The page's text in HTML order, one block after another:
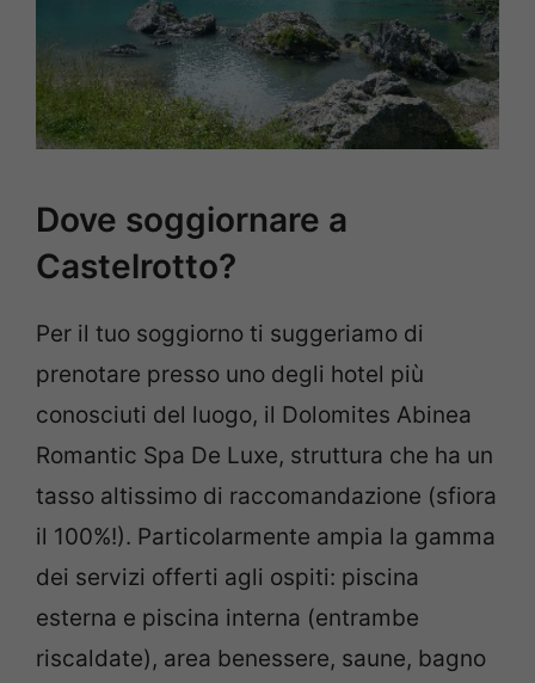
Dove soggiornare a
Castelrotto?
Per il tuo soggiorno ti suggeriamo di
prenotare presso uno degli hotel più
conosciuti del luogo, il Dolomites Abinea
Romantic Spa De Luxe, struttura che ha un
tasso altissimo di raccomandazione (sfiora
il 100%!). Particolarmente ampia la gamma
dei servizi offerti agli ospiti: piscina
esterna e piscina interna (entrambe
riscaldate), area benessere, saune, bagno